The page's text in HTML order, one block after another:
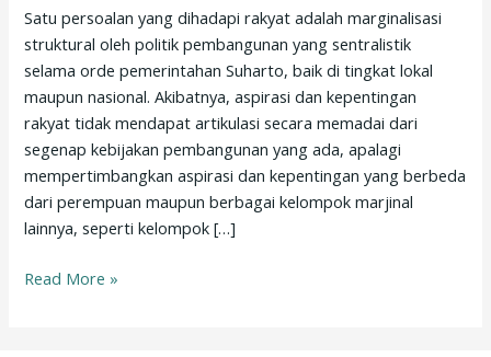
Satu persoalan yang dihadapi rakyat adalah marginalisasi
struktural oleh politik pembangunan yang sentralistik
selama orde pemerintahan Suharto, baik di tingkat lokal
maupun nasional. Akibatnya, aspirasi dan kepentingan
rakyat tidak mendapat artikulasi secara memadai dari
segenap kebijakan pembangunan yang ada, apalagi
mempertimbangkan aspirasi dan kepentingan yang berbeda
dari perempuan maupun berbagai kelompok marjinal
lainnya, seperti kelompok […]
Read More »